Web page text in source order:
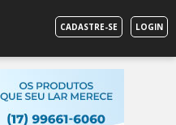
CADASTRE-SE LOGIN